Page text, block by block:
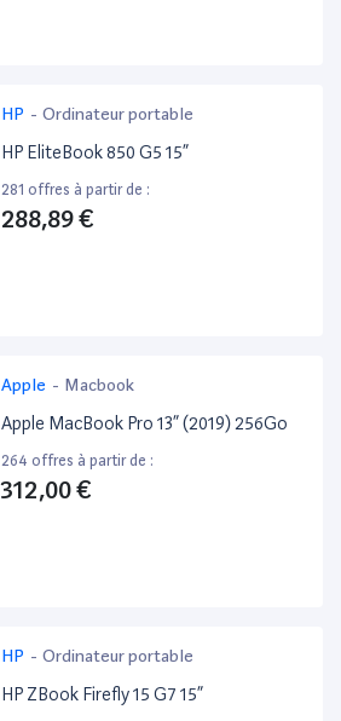
HP - Ordinateur portable
HP EliteBook 850 G5 15”
281 offres à partir de :
288,89 €
Apple - Macbook
Apple MacBook Pro 13” (2019) 256Go
264 offres à partir de :
312,00 €
HP - Ordinateur portable
HP ZBook Firefly 15 G7 15”